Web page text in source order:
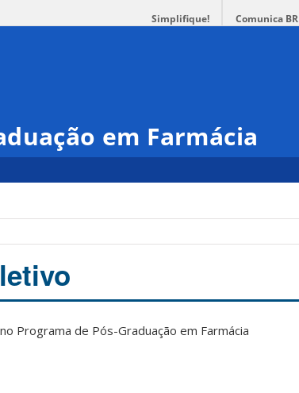
Simplifique! Comunica BR
em Farmácia
Programa de Pós-Graduação em Farmácia